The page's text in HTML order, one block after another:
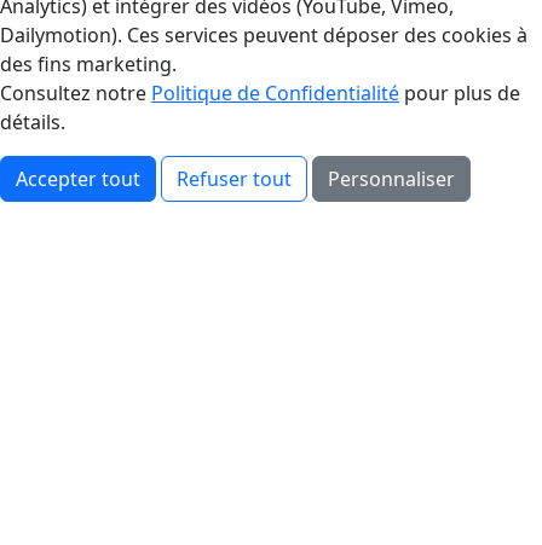
Analytics) et intégrer des vidéos (YouTube, Vimeo,
Dailymotion). Ces services peuvent déposer des cookies à
des fins marketing.
Consultez notre Politique de Confidentialité pour plus de
détails.
Accepter tout Refuser tout Personnaliser